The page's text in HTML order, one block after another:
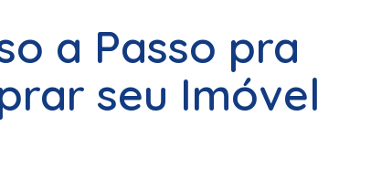
a Passo pra
seu Imóvel